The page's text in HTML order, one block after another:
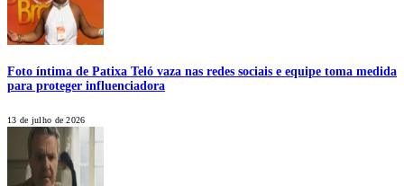
Foto íntima de Patixa Teló vaza nas redes sociais e equipe toma medida
para proteger influenciadora
13 de julho de 2026